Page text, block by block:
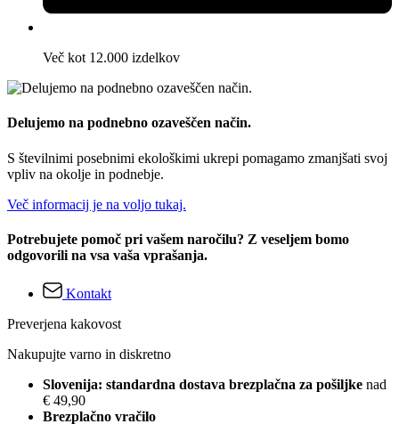
Več kot 12.000 izdelkov
Delujemo na podnebno ozaveščen način.
S številnimi posebnimi ekološkimi ukrepi pomagamo zmanjšati svoj
vpliv na okolje in podnebje.
Več informacij je na voljo tukaj.
Potrebujete pomoč pri vašem naročilu? Z veseljem bomo
odgovorili na vsa vaša vprašanja.
Kontakt
Preverjena kakovost
Nakupujte varno in diskretno
Slovenija: standardna dostava brezplačna za pošiljke nad
€ 49,90
Brezplačno vračilo